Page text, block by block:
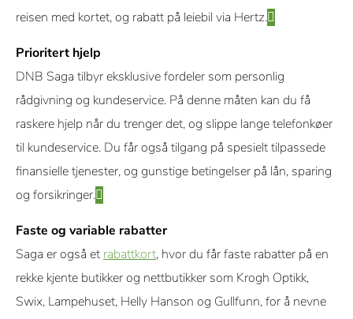
reisen med kortet, og rabatt på leiebil via Hertz.
Prioritert hjelp
DNB Saga tilbyr eksklusive fordeler som personlig
rådgivning og kundeservice. På denne måten kan du få
raskere hjelp når du trenger det, og slippe lange telefonkøer
til kundeservice. Du får også tilgang på spesielt tilpassede
finansielle tjenester, og gunstige betingelser på lån, sparing
og forsikringer.
Faste og variable rabatter
Saga er også et rabattkort, hvor du får faste rabatter på en
rekke kjente butikker og nettbutikker som Krogh Optikk,
Swix, Lampehuset, Helly Hanson og Gullfunn, for å nevne